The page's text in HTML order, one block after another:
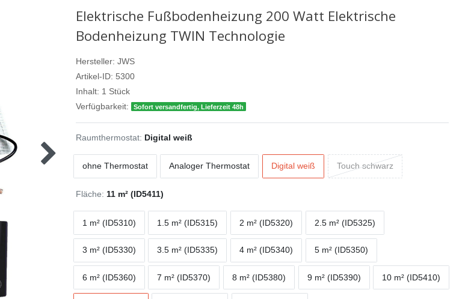
Elektrische Fußbodenheizung 200 Watt Elektrische
Bodenheizung TWIN Technologie
Hersteller: JWS
Artikel-ID: 5300
Inhalt: 1 Stück
Verfügbarkeit:
Sofort versandfertig, Lieferzeit 48h
Raumthermostat: Digital weiß
ohne Thermostat Analoger Thermostat Digital weiß Touch schwarz
Fläche: 11 m² (ID5411)
1 m² (ID5310) 1.5 m² (ID5315) 2 m² (ID5320) 2.5 m² (ID5325)
3 m² (ID5330) 3.5 m² (ID5335) 4 m² (ID5340) 5 m² (ID5350)
6 m² (ID5360) 7 m² (ID5370) 8 m² (ID5380) 9 m² (ID5390) 10 m² (ID5410)